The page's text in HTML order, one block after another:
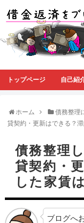
トップページ 自己紹
ホーム 債務整理
貸契約・更新はできる？
債務整理
貸契約・
した家賃
ブログへ